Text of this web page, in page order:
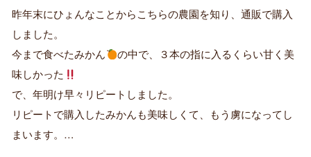
証
済
み
購
者
昨年末にひょんなことからこちらの農園を知り、通販で購入
しました。
今まで食べたみかん
の中で、３本の指に入るくらい甘く美
味しかった
で、年明け早々リピートしました。
リピートで購入したみかんも美味しくて、もう虜になってし
まいます。…